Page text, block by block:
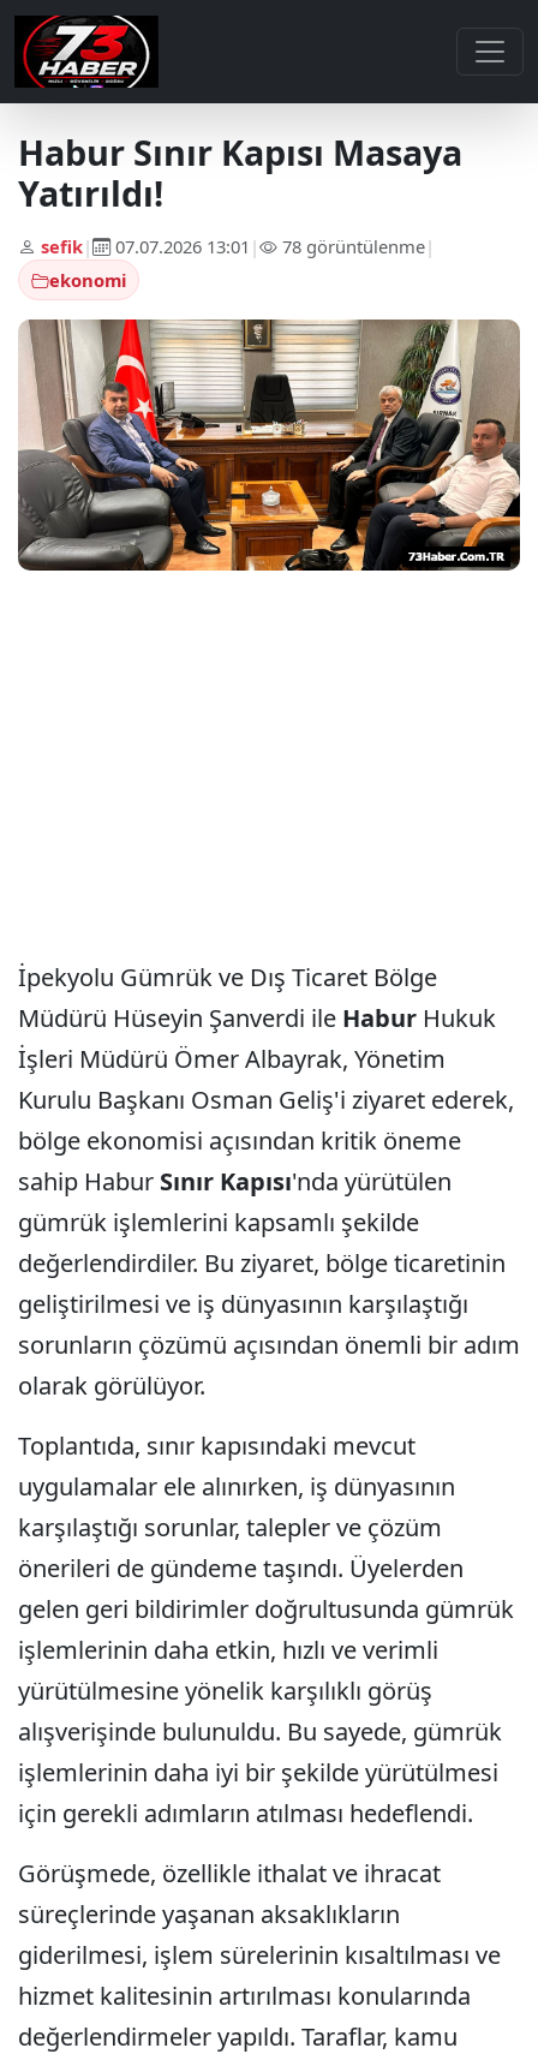
Habur Sınır Kapısı Masaya
Yatırıldı!
sefik| 07.07.2026 13:01 | 78 görüntülenme|
ekonomi
İpekyolu Gümrük ve Dış Ticaret Bölge
Müdürü Hüseyin Şanverdi ile Habur Hukuk
İşleri Müdürü Ömer Albayrak, Yönetim
Kurulu Başkanı Osman Geliş'i ziyaret ederek,
bölge ekonomisi açısından kritik öneme
sahip Habur Sınır Kapısı'nda yürütülen
gümrük işlemlerini kapsamlı şekilde
değerlendirdiler. Bu ziyaret, bölge ticaretinin
geliştirilmesi ve iş dünyasının karşılaştığı
sorunların çözümü açısından önemli bir adım
olarak görülüyor.
Toplantıda, sınır kapısındaki mevcut
uygulamalar ele alınırken, iş dünyasının
karşılaştığı sorunlar, talepler ve çözüm
önerileri de gündeme taşındı. Üyelerden
gelen geri bildirimler doğrultusunda gümrük
işlemlerinin daha etkin, hızlı ve verimli
yürütülmesine yönelik karşılıklı görüş
alışverişinde bulunuldu. Bu sayede, gümrük
işlemlerinin daha iyi bir şekilde yürütülmesi
için gerekli adımların atılması hedeflendi.
Görüşmede, özellikle ithalat ve ihracat
süreçlerinde yaşanan aksaklıkların
giderilmesi, işlem sürelerinin kısaltılması ve
hizmet kalitesinin artırılması konularında
değerlendirmeler yapıldı. Taraflar, kamu